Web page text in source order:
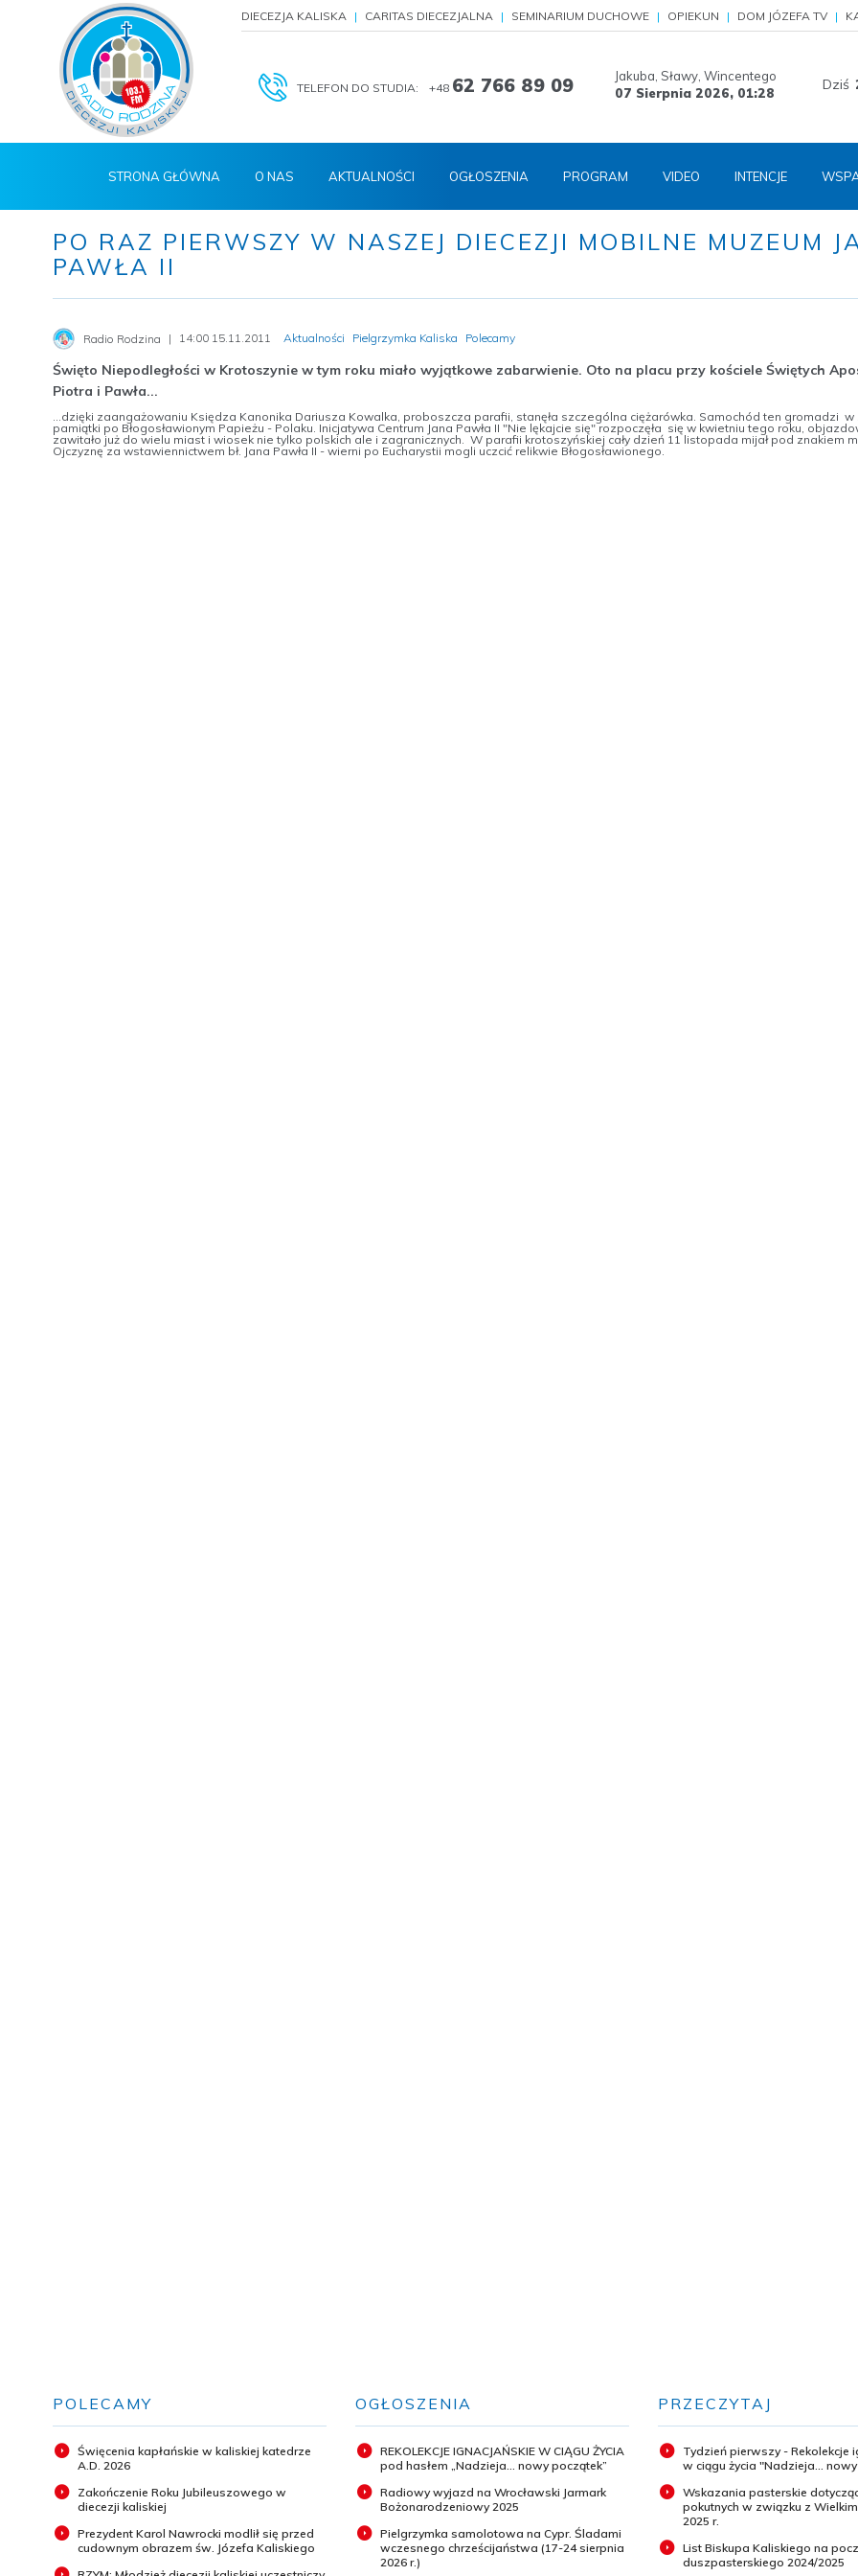
DIECEZJA KALISKA CARITAS DIECEZJALNA SEMINARIUM DUCHOWE OPIEKUN DOM JÓZEFA TV
TELEFON DO STUDIA: +48 62 766 89 09
Jakuba, Sławy, Wincentego
07 Sierpnia 2026, 01:28 Dziś
STRONA GŁÓWNA O NAS AKTUALNOŚCI OGŁOSZENIA PROGRAM VIDEO INTENCJE
PO RAZ PIERWSZY W NASZEJ DIECEZJI MOBILNE MUZEUM
PAWŁA II
Radio Rodzina 14:00 15.11.2011 Aktualności Pielgrzymka Kaliska Polecamy
Święto Niepodległości w Krotoszynie w tym roku miało wyjątkowe zabarwienie. Oto na placu przy kościele Świętych
Piotra i Pawła...
...dzięki zaangażowaniu Księdza Kanonika Dariusza Kowalka, proboszcza parafii, stanęła szczególna ciężarówka. Samochód ten gromadzi
pamiątki po Błogosławionym Papieżu - Polaku. Inicjatywa Centrum Jana Pawła II "Nie lękajcie się" rozpoczęła się w kwietniu tego roku,
zawitało już do wielu miast i wiosek nie tylko polskich ale i zagranicznych. W parafii krotoszyńskiej cały dzień 11 listopada mijał pod znakiem
Ojczyznę za wstawiennictwem bł. Jana Pawła II - wierni po Eucharystii mogli uczcić relikwie Błogosławionego.
POLECAMY
Święcenia kapłańskie w kaliskiej katedrze
A.D. 2026
Zakończenie Roku Jubileuszowego w
diecezji kaliskiej
Prezydent Karol Nawrocki modlił się przed
cudownym obrazem św. Józefa Kaliskiego
OGŁOSZENIA
REKOLEKCJE IGNACJAŃSKIE W CIĄGU ŻYCIA
pod hasłem „Nadzieja... nowy początek”
Radiowy wyjazd na Wrocławski Jarmark
Bożonarodzeniowy 2025
Pielgrzymka samolotowa na Cypr. Śladami
wczesnego chrześcijaństwa (17-24 sierpnia
2026 r.)
PRZECZYTAJ
Tydzień pierwszy - Rekolekcje
w ciągu życia "Nadzieja...
Wskazania pasterskie
pokutnych w związku z
2025 r.
List Biskupa Kaliskiego na
duszpasterskiego 2024/2025